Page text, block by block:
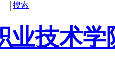
搜索
业技术学